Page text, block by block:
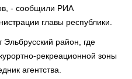
- сообщили РИА
главы республики.
Эльбрусский район, где
рекреационной зоны
агентства.